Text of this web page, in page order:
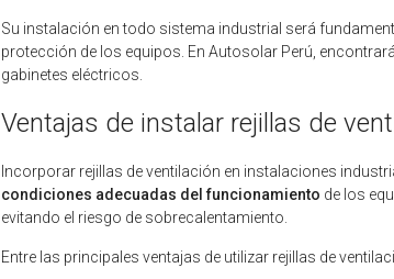
Su instalación en todo sistema industrial será
protección de los equipos. En Autosolar Perú,
gabinetes eléctricos.
Ventajas de instalar rejillas de
Incorporar rejillas de ventilación en instalaciones
condiciones adecuadas del funcionamiento de los
evitando el riesgo de sobrecalentamiento.
Entre las principales ventajas de utilizar rejillas de